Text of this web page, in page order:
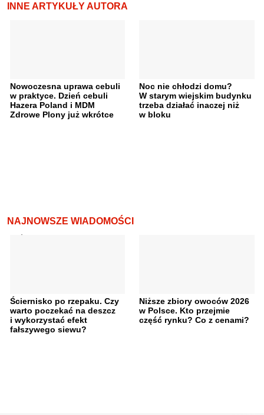
INNE ARTYKUŁY AUTORA
Nowoczesna uprawa cebuli
w praktyce. Dzień cebuli
Hazera Poland i MDM
Zdrowe Plony już wkrótce
Noc nie chłodzi domu?
W starym wiejskim budynku
trzeba działać inaczej niż
w bloku
NAJNOWSZE WIADOMOŚCI
Ściernisko po rzepaku. Czy
warto poczekać na deszcz
i wykorzystać efekt
fałszywego siewu?
Niższe zbiory owoców 2026
w Polsce. Kto przejmie
część rynku? Co z cenami?